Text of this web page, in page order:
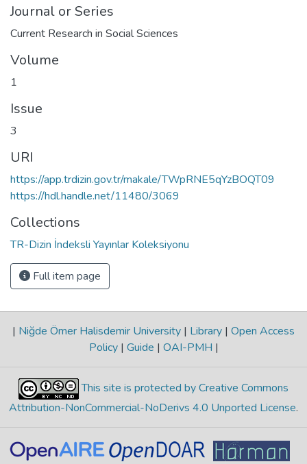
Journal or Series
Current Research in Social Sciences
Volume
1
Issue
3
URI
https://app.trdizin.gov.tr/makale/TWpRNE5qYzBOQT09
https://hdl.handle.net/11480/3069
Collections
TR-Dizin İndeksli Yayınlar Koleksiyonu
Full item page
| Niğde Ömer Halisdemir University | Library | Open Access
Policy | Guide | OAI-PMH |
This site is protected by Creative Commons
Attribution-NonCommercial-NoDerivs 4.0 Unported License.